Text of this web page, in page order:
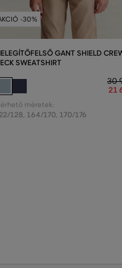
-30%
GANT SHIELD
SWEATSHIRT
30
21
méretek:
128, 164/170, 170/176